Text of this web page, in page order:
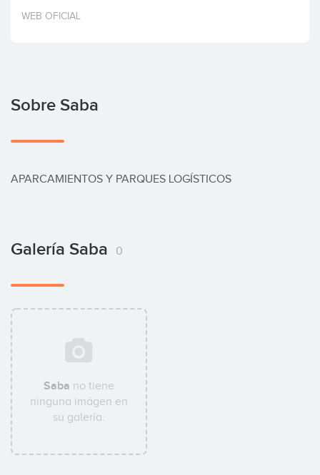
Invertir
WEB OFICIAL
Sobre Saba
APARCAMIENTOS Y PARQUES LOGÍSTICOS
Galería Saba 0
Saba no tiene
ninguna imágen en
su galería.